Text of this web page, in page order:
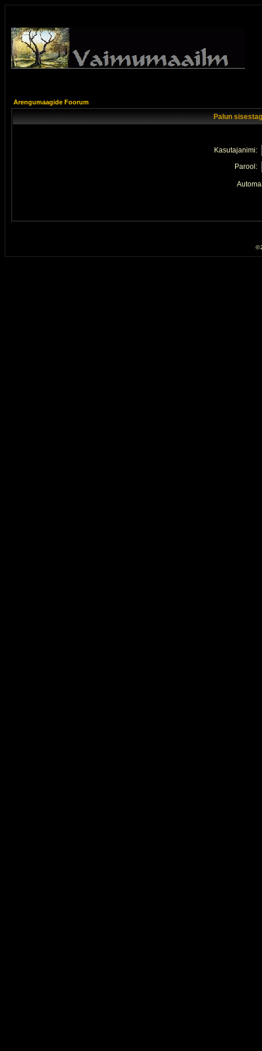
Arengumaagide Foorum
Palun
Kasutajanimi:
Parool:
©